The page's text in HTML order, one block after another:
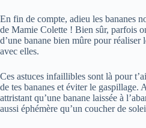
En fin de compte, adieu les bananes
de Mamie Colette ! Bien sûr, parfois
d’une banane bien mûre pour réaliser
avec elles.
Ces astuces infaillibles sont là pour
de tes bananes et éviter le gaspillage.
attristant qu’une banane laissée à
aussi éphémère qu’un coucher de